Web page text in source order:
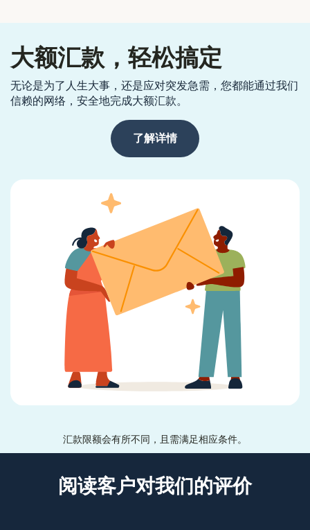
大额汇款，轻松搞定
无论是为了人生大事，还是应对突发急需，您都能通过我们
信赖的网络，安全地完成大额汇款。
了解详情
汇款限额会有所不同，且需满足相应条件。
阅读客户对我们的评价